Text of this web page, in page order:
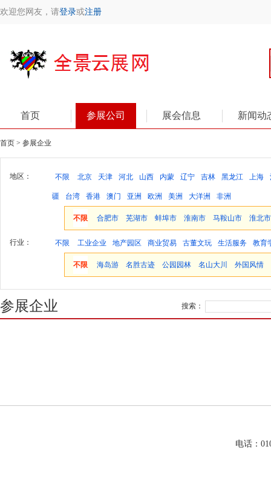
欢迎您网友，请登录或注册
首页 参展公司 展会信息 新闻动
首页 > 参展企业
地区： 不限 北京 天津 河北 山西 内蒙 辽宁 吉林 黑龙江 上海
疆 台湾 香港 澳门 亚洲 欧洲 美洲 大洋洲 非洲
不限 合肥市 芜湖市 蚌埠市 淮南市 马鞍山市 淮北市
行业： 不限 工业企业 地产园区 商业贸易 古董文玩 生活服务 教育
不限 海岛游 名胜古迹 公园园林 名山大川 外国风情
参展企业 搜索：
电话：